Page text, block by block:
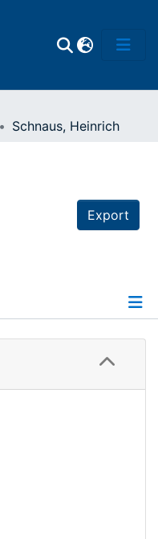
Schnaus, Heinrich
Export